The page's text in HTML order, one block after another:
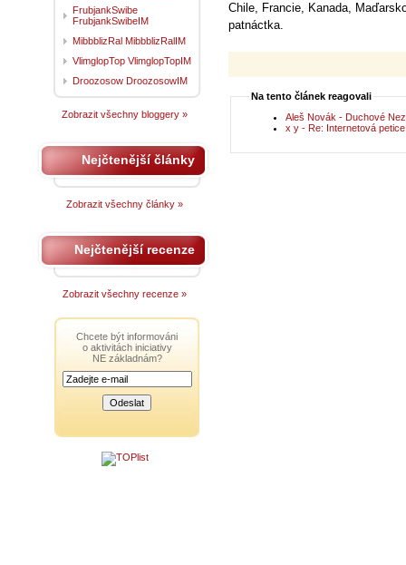
Chile, Francie, Kanada,
patnáctka.
Na tento článek reagovali
Aleš Novák - Duchové
x y - Re: Internetová
FrubjankSwibe
FrubjankSwibeIM
MibbblizRal MibbblizRalIM
VlimglopTop VlimglopTopIM
Droozosow DroozosowIM
Zobrazit všechny bloggery »
Nejčtenější články
Zobrazit všechny články »
Nejčtenější recenze
Zobrazit všechny recenze »
Chcete být informováni
o aktivitách iniciativy
NE základnám?